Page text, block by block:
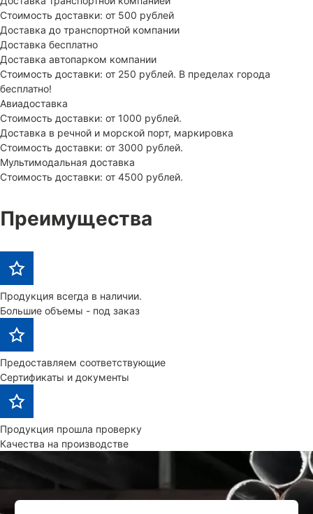
Стоимость доставки: от 500 рублей
Доставка до транспортной компании
Доставка бесплатно
Доставка автопарком компании
Стоимость доставки: от 250 рублей. В пределах города
бесплатно!
Авиадоставка
Стоимость доставки: от 1000 рублей.
Доставка в речной и морской порт, маркировка
Стоимость доставки: от 3000 рублей.
Мультимодальная доставка
Стоимость доставки: от 4500 рублей.
Преимущества
Продукция всегда в наличии.
Большие объемы - под заказ
Предоставляем соответствующие
Сертификаты и документы
Продукция прошла проверку
Качества на производстве